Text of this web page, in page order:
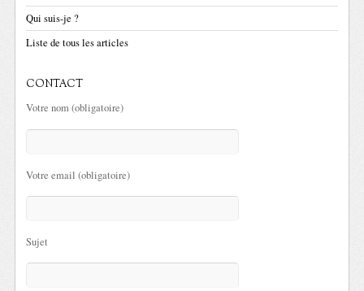
Qui suis-je ?
Liste de tous les articles
CONTACT
Votre nom (obligatoire)
Votre email (obligatoire)
Sujet